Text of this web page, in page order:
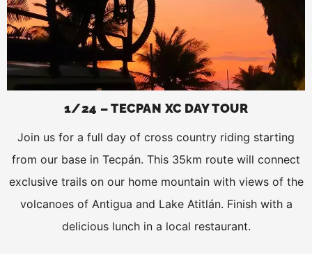
1/24 – TECPAN XC DAY TOUR
Join us for a full day of cross country riding starting
from our base in Tecpán. This 35km route will connect
exclusive trails on our home mountain with views of the
volcanoes of Antigua and Lake Atitlán. Finish with a
delicious lunch in a local restaurant.